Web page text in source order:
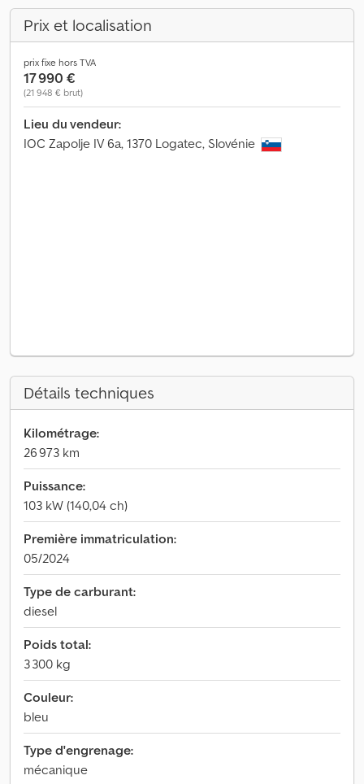
Prix et localisation
prix fixe hors TVA
17 990 €
(21 948 € brut)
Lieu du vendeur:
IOC Zapolje IV 6a, 1370 Logatec, Slovénie
Détails techniques
Kilométrage:
26 973 km
Puissance:
103 kW (140,04 ch)
Première immatriculation:
05/2024
Type de carburant:
diesel
Poids total:
3 300 kg
Couleur:
bleu
Type d'engrenage:
mécanique